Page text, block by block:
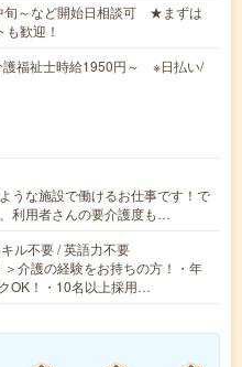
旬～など開始日相談可 ★まずは
歓迎！
福祉士時給1950円～ ※日払い/
うな施設で働けるお仕事です！で
利用者さんの要介護度も…
ル不要 / 英語力不要
＞介護の経験をお持ちの方！・年
OK！・10名以上採用…